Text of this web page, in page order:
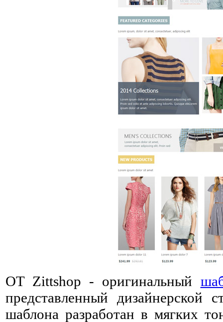
OT Zittshop - оригинальный
представленный дизайнерской
шаблона разработан в мягких